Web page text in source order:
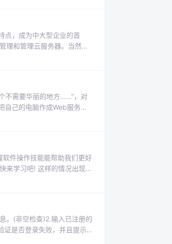
点，成为中大型企业的首
理和管理云服务器。当然你
操作进行选择后，系统会按
自己的电脑作成Web服务
，呵呵，首先还是来简单
件操作技能能帮助我们更好
来学习吧! 这样的情况出现，
问题。解决方法：1，先重
。(非空检查)2.输入已注册的
证是否登录失败，并且提示
5.用户名和密码两者都为